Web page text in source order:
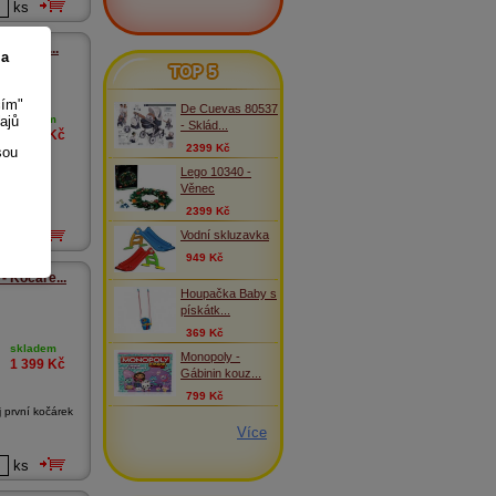
ks
- Sklád...
skladem
Kč
Kočáre...
skladem
1 399 Kč
první kočárek
ks
TOP 5
De Cuevas 80537
- Sklád...
2399 Kč
Lego 10340 -
Věnec
2399 Kč
Vodní skluzavka
949 Kč
Houpačka Baby s
pískátk...
369 Kč
Monopoly -
Gábinin kouz...
799 Kč
Více